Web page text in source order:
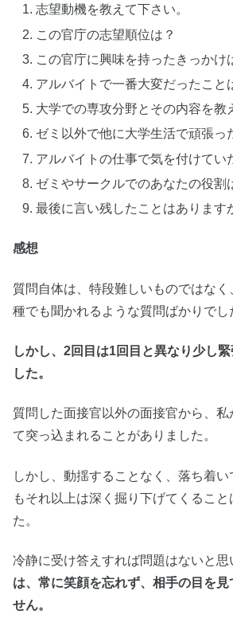
志望動機を教えて下さい。
この官庁の志望順位は？
この官庁に興味を持ったきっかけ
アルバイトで一番大変だったこと
大学での専攻分野とその内容を教
ゼミ以外で他に大学生活で頑張っ
アルバイトの仕事で気を付けてい
ゼミやサークルでのあなたの役割
最後に言い残したことはあります
感想
質問自体は、特段難しいものではな
種でも聞かれるような質問ばかりでし
しかし、2回目は1回目と異なり少し
した。
質問した面接官以外の面接官から、
て突っ込まれることがありました。
しかし、動揺することなく、落ち着
もそれ以上は深く掘り下げてくるこ
た。
冷静に受け答えすれば問題はないと思
は、常に笑顔を忘れず、相手の目を見
せん。